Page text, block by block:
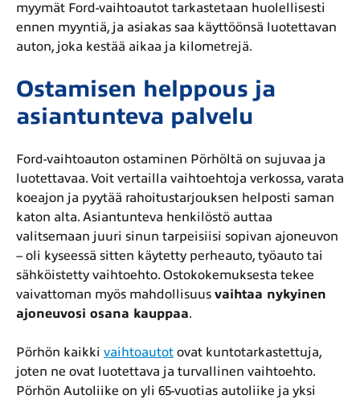
myymät Ford-vaihtoautot tarkastetaan huolellisesti
ennen myyntiä, ja asiakas saa käyttöönsä luotettavan
auton, joka kestää aikaa ja kilometrejä.
Ostamisen helppous ja
asiantunteva palvelu
Ford-vaihtoauton ostaminen Pörhöltä on sujuvaa ja
luotettavaa. Voit vertailla vaihtoehtoja verkossa, varata
koeajon ja pyytää rahoitustarjouksen helposti saman
katon alta. Asiantunteva henkilöstö auttaa
valitsemaan juuri sinun tarpeisiisi sopivan ajoneuvon
– oli kyseessä sitten käytetty perheauto, työauto tai
sähköistetty vaihtoehto. Ostokokemuksesta tekee
vaivattoman myös mahdollisuus vaihtaa nykyinen
ajoneuvosi osana kauppaa.
Pörhön kaikki vaihtoautot ovat kuntotarkastettuja,
joten ne ovat luotettava ja turvallinen vaihtoehto.
Pörhön Autoliike on yli 65-vuotias autoliike ja yksi